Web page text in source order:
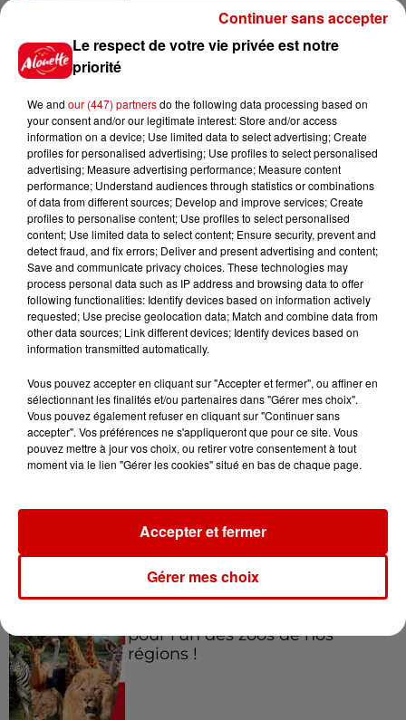
7 août 2026
7 août 2026
Limoges : un bébé d'un mois
blessé dans un incendie, un
appartement...
7 août 2026
Éclipse solaire : découvrez les
meilleurs spots d'observation
du...
Jeux Voir plus
festival Marché Gourmand 2026
à Coulon !
pour l'un des zoos de nos
régions !
Le respect de votre vie privée est notre
priorité
We and our (447) partnersdo the following data processing based on
your consent and/or our legitimate interest: Store and/or access
information on a device; Use limited data to select advertising; Create
profiles for personalised advertising; Use profiles to select personalised
advertising; Measure advertising performance; Measure content
performance; Understand audiences through statistics or combinations
of data from different sources; Develop and improve services; Create
profiles to personalise content; Use profiles to select personalised
content; Use limited data to select content; Ensure security, prevent and
detect fraud, and fix errors; Deliver and present advertising and content;
Save and communicate privacy choices. These technologies may
process personal data such as IP address and browsing data to offer
following functionalities: Identify devices based on information actively
requested; Use precise geolocation data; Match and combine data from
other data sources; Link different devices; Identify devices based on
information transmitted automatically.
Vous pouvez accepter en cliquant sur "Accepter et fermer", ou affiner en
sélectionnant les finalités et/ou partenaires dans "Gérer mes choix".
Vous pouvez également refuser en cliquant sur "Continuer sans
accepter". Vos préférences ne s'appliqueront que pour ce site. Vous
pouvez mettre à jour vos choix, ou retirer votre consentement à tout
moment via le lien "Gérer les cookies" situé en bas de chaque page.
Gérer mes choix
Accepter et fermer
Continuer sans accepter